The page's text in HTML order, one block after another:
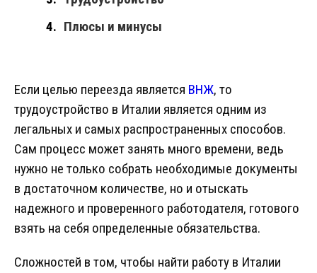
Плюсы и минусы
Если целью переезда является ВНЖ, то
трудоустройство в Италии является одним из
легальных и самых распространенных способов.
Сам процесс может занять много времени, ведь
нужно не только собрать необходимые документы
в достаточном количестве, но и отыскать
надежного и проверенного работодателя, готового
взять на себя определенные обязательства.
Сложностей в том, чтобы найти работу в Италии